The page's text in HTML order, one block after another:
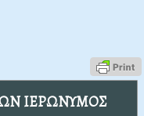
ΙΕΡΩΝΥΜΟΣ